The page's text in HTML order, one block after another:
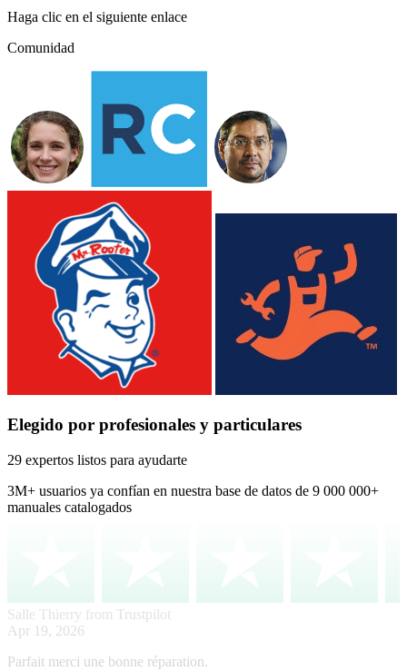
Haga clic en el siguiente enlace
Comunidad
Elegido por profesionales y particulares
29 expertos listos para ayudarte
3M+ usuarios ya confían en nuestra base de datos de 9 000 000+
manuales catalogados
Salle Thierry from Trustpilot
Apr 19, 2026
Parfait merci une bonne réparation.